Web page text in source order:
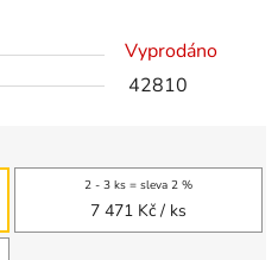
Vyprodáno
42810
2 - 3 ks = sleva 2 %
7 471 Kč / ks